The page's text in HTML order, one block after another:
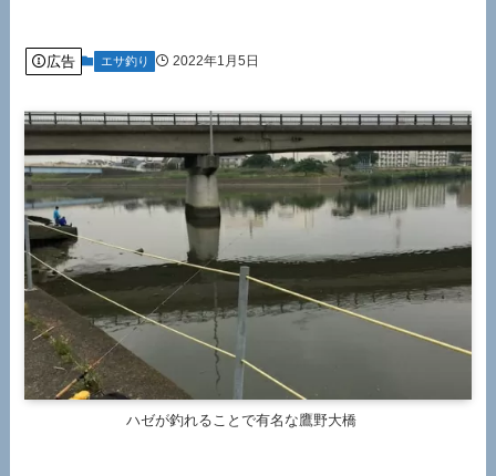
広告 エサ釣り 2022年1月5日
ハゼが釣れることで有名な鷹野大橋